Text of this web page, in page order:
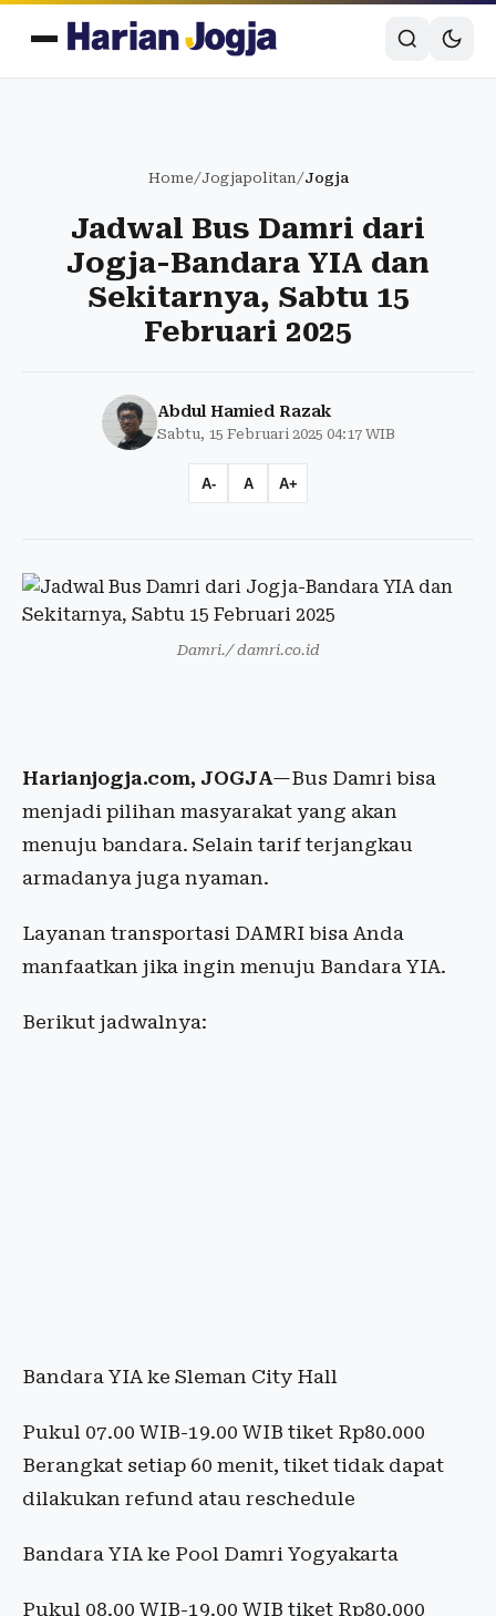
Home/Jogjapolitan/Jogja
Jadwal Bus Damri dari
Jogja-Bandara YIA dan
Sekitarnya, Sabtu 15
Februari 2025
Abdul Hamied Razak
Sabtu, 15 Februari 2025 04:17 WIB
A- A A+
Damri./ damri.co.id
Harianjogja.com, JOGJA—Bus Damri bisa
menjadi pilihan masyarakat yang akan
menuju bandara. Selain tarif terjangkau
armadanya juga nyaman.
Layanan transportasi DAMRI bisa Anda
manfaatkan jika ingin menuju Bandara YIA.
Berikut jadwalnya:
Bandara YIA ke Sleman City Hall
Pukul 07.00 WIB-19.00 WIB tiket Rp80.000
Berangkat setiap 60 menit, tiket tidak dapat
dilakukan refund atau reschedule
Bandara YIA ke Pool Damri Yogyakarta
Pukul 08.00 WIB-19.00 WIB tiket Rp80.000